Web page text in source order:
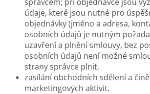
údaje, které jsou nutné pro
objednávky (jméno a adresa,
osobních údajů je nutným
uzavření a plnění smlouvy, bez
osobních údajů není možné
strany správce plnit,
zasílání obchodních sdělení a
marketingových aktivit.